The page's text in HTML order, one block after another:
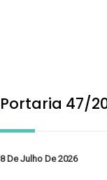
Portaria 47/
8 De Julho De 2026